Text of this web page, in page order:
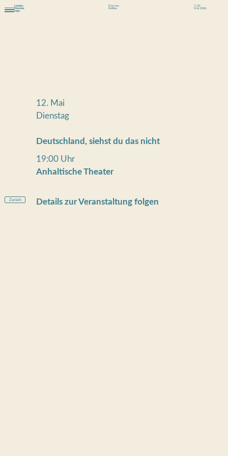
Landes
literatur
tage
Dessau-
Roßlau
7.-23.
Mai 2026
Zurück
12. Mai
Dienstag
Deutschland, siehst du das nicht
19:00 Uhr
Anhaltische Theater
Details zur Veranstaltung folgen